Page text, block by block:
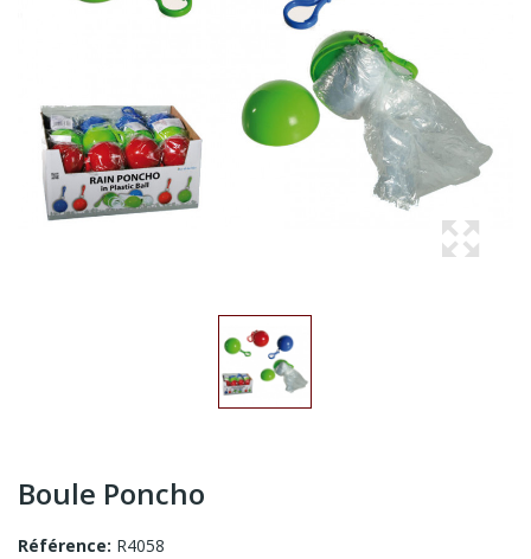
Boule Poncho
Référence: R4058